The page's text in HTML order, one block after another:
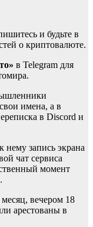
и будьте в
о криптовалюте.
в Telegram для
имена, а в
в Discord и
нему запись экрана
чат сервиса
момент
вечером 18
арестованы в